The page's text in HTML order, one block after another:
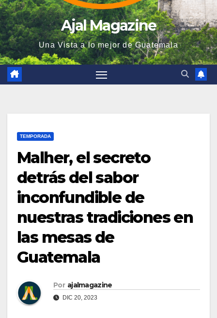
Ajal Magazine
Una Vista a lo mejor de Guatemala
TEMPORADA
Malher, el secreto
detrás del sabor
inconfundible de
nuestras tradiciones en
las mesas de
Guatemala
Por ajalmagazine
DIC 20, 2023